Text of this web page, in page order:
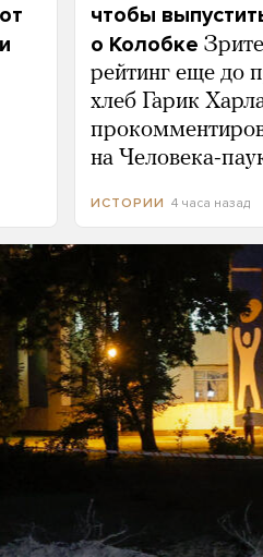
чтобы
о Колобке
рейтинг еще до
хлеб Гарик
на Человека-
ИСТОРИИ 4 часа назад